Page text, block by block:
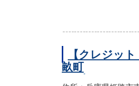
【クレジッ
畝町